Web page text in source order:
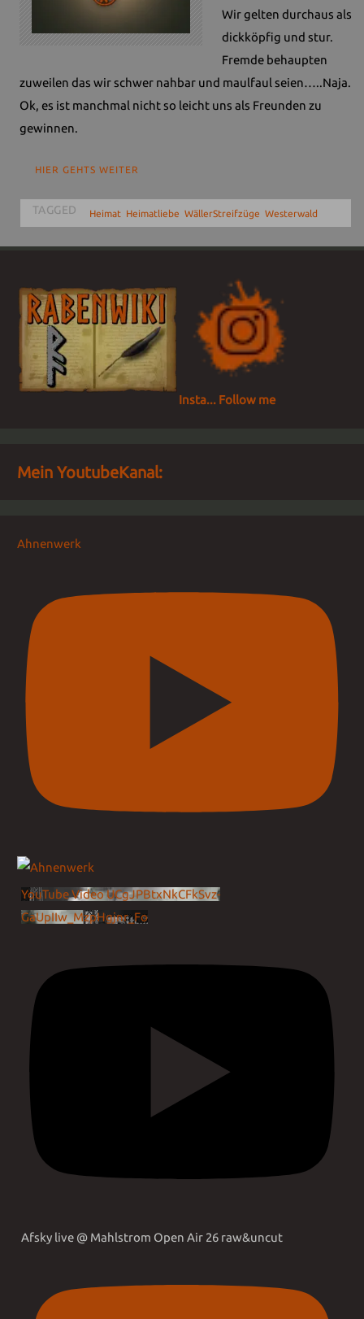
Wir gelten durchaus als
dickköpfig und stur.
Fremde behaupten
zuweilen das wir schwer nahbar und maulfaul seien…..Naja.
Ok, es ist manchmal nicht so leicht uns als Freunden zu
gewinnen.
HIER GEHTS WEITER
TAGGED Heimat, Heimatliebe WällerStreifzüge Westerwald
Insta... Follow me
Mein YoutubeKanal:
Ahnenwerk
YouTube Video UCgJPBtxNkCFkSvz-
GaUpIIw_MzpHgjnr_Fo
Afsky live @ Mahlstrom Open Air 26 raw&uncut